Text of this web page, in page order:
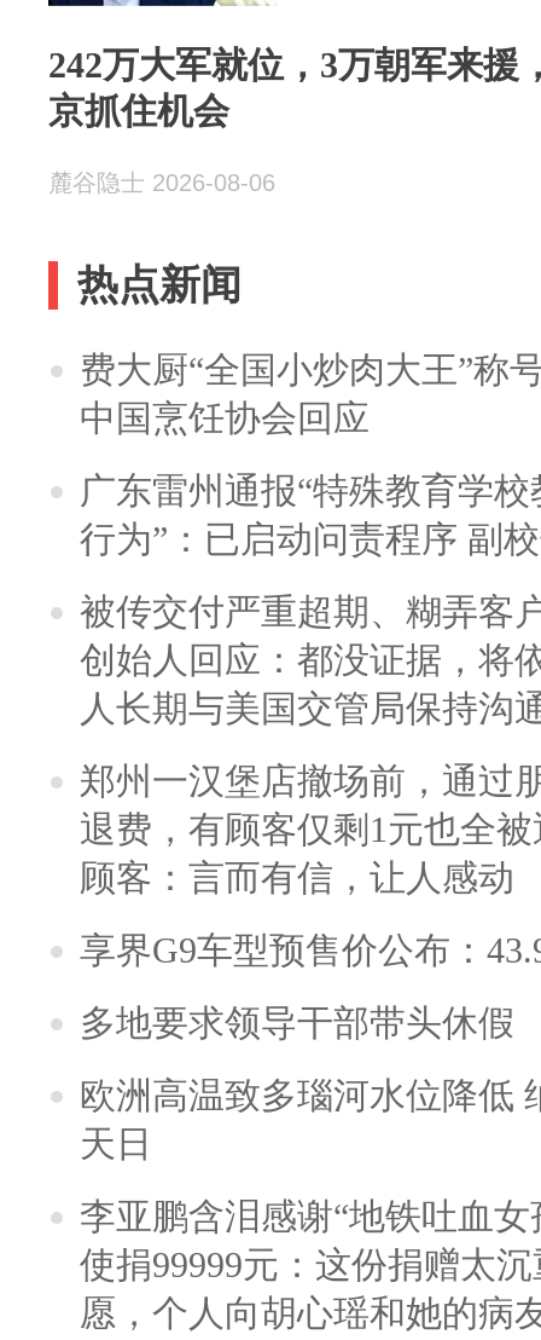
242万大军就位，3万朝军来援
京抓住机会
麓谷隐士 2026-08-06
热点新闻
费大厨“全国小炒肉大王”称
中国烹饪协会回应
广东雷州通报“特殊教育学
行为”：已启动问责程序 副
被传交付严重超期、糊弄客
创始人回应：都没证据，将
人长期与美国交管局保持沟
郑州一汉堡店撤场前，通过
退费，有顾客仅剩1元也全
顾客：言而有信，让人感动
享界G9车型预售价公布：
多地要求领导干部带头休假
欧洲高温致多瑙河水位降低
天日
李亚鹏含泪感谢“地铁吐血
使捐99999元：这份捐赠太
愿，个人向胡心瑶和她的病